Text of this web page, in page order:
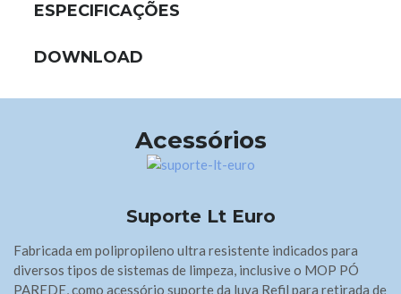
ESPECIFICAÇÕES
DOWNLOAD
Acessórios
Suporte Lt Euro
Fabricada em polipropileno ultra resistente indicados para
diversos tipos de sistemas de limpeza, inclusive o MOP PÓ
PAREDE, como acessório suporte da luva Refil para retirada de